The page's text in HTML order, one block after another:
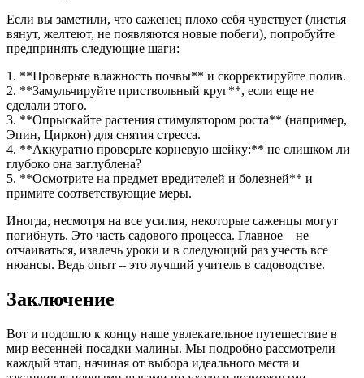
Если вы заметили, что саженец плохо себя чувствует (листья
вянут, желтеют, не появляются новые побеги), попробуйте
предпринять следующие шаги:
1. **Проверьте влажность почвы** и скорректируйте полив.
2. **Замульчируйте приствольный круг**, если еще не
сделали этого.
3. **Опрыскайте растения стимулятором роста** (например,
Эпин, Циркон) для снятия стресса.
4. **Аккуратно проверьте корневую шейку:** не слишком ли
глубоко она заглублена?
5. **Осмотрите на предмет вредителей и болезней** и
примите соответствующие меры.
Иногда, несмотря на все усилия, некоторые саженцы могут
погибнуть. Это часть садового процесса. Главное – не
отчаиваться, извлечь уроки и в следующий раз учесть все
нюансы. Ведь опыт – это лучший учитель в садоводстве.
Заключение
Вот и подошло к концу наше увлекательное путешествие в
мир весенней посадки малины. Мы подробно рассмотрели
каждый этап, начиная от выбора идеального места и